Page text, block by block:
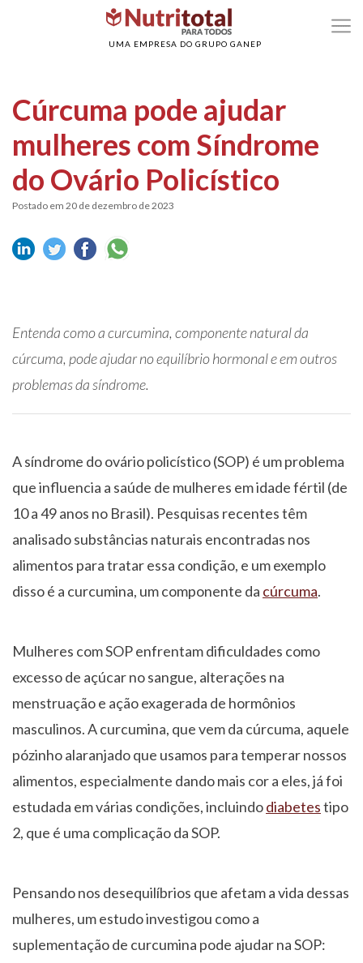
UMA EMPRESA DO GRUPO GANEP
Saúde da mulher>Cúrcuma pode ajudar mulheres com Síndrome do
Cúrcuma pode ajudar
mulheres com Síndrome
do Ovário Policístico
Postado em 20 de dezembro de 2023
Entenda como a curcumina, componente natural da
cúrcuma, pode ajudar no equilíbrio hormonal e em outros
problemas da síndrome.
A síndrome do ovário policístico (SOP) é um problema
que influencia a saúde de mulheres em idade fértil (de
10 a 49 anos no Brasil). Pesquisas recentes têm
analisado substâncias naturais encontradas nos
alimentos para tratar essa condição, e um exemplo
disso é a curcumina, um componente da cúrcuma.
Mulheres com SOP enfrentam dificuldades como
excesso de açúcar no sangue, alterações na
menstruação e ação exagerada de hormônios
masculinos. A curcumina, que vem da cúrcuma, aquele
pózinho alaranjado que usamos para temperar nossos
alimentos, especialmente dando mais cor a eles, já foi
estudada em várias condições, incluindodiabetestipo
2, que é uma complicação da SOP.
Pensando nos desequilíbrios que afetam a vida dessas
mulheres, um estudo investigou como a
suplementação de curcumina pode ajudar na SOP: